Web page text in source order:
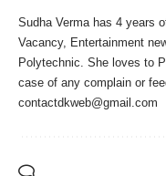
Sudha Verma has 4 years
Vacancy, Entertainment
Polytechnic. She loves to
case of any complain or
contactdkweb@gmail.com